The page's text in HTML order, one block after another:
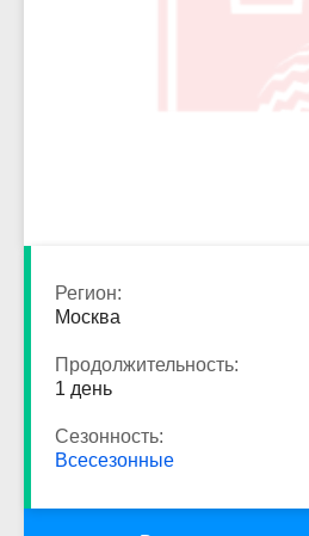
Регион:
Москва
Продолжительность:
1 день
Сезонность:
Всесезонные